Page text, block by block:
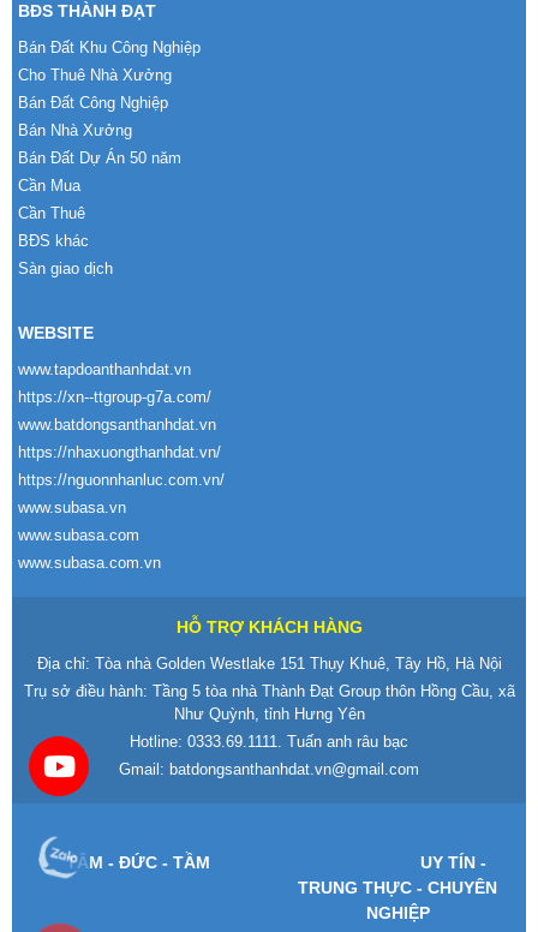
BĐS THÀNH ĐẠT
Bán Đất Khu Công Nghiệp
Cho Thuê Nhà Xưởng
Bán Đất Công Nghiệp
Bán Nhà Xưởng
Bán Đất Dự Án 50 năm
Cần Mua
Cần Thuê
BĐS khác
Sàn giao dịch
WEBSITE
www.tapdoanthanhdat.vn
https://xn--ttgroup-g7a.com/
www.batdongsanthanhdat.vn
https://nhaxuongthanhdat.vn/
https://nguonnhanluc.com.vn/
www.subasa.vn
www.subasa.com
www.subasa.com.vn
HỖ TRỢ KHÁCH HÀNG
Địa chỉ: Tòa nhà Golden Westlake 151 Thụy Khuê, Tây Hồ, Hà Nội
Trụ sở điều hành: Tầng 5 tòa nhà Thành Đạt Group thôn Hồng Cầu, xã
Như Quỳnh, tỉnh Hưng Yên
Hotline: 0333.69.1111. Tuấn anh râu bạc
Gmail: batdongsanthanhdat.vn@gmail.com
TÂM - ĐỨC - TẦM UY TÍN -
TRUNG THỰC - CHUYÊN
NGHIỆP